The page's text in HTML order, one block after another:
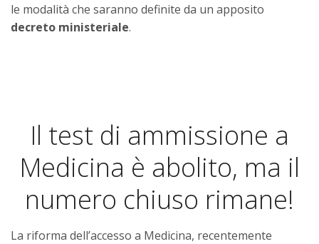
le modalità che saranno definite da un apposito
decreto ministeriale.
Il test di ammissione a
Medicina è abolito, ma il
numero chiuso rimane!
La riforma dell’accesso a Medicina, recentemente